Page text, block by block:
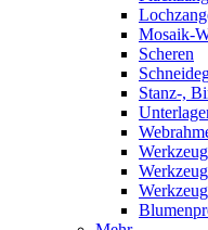
Mosaik-
Scheren
Stanz-,